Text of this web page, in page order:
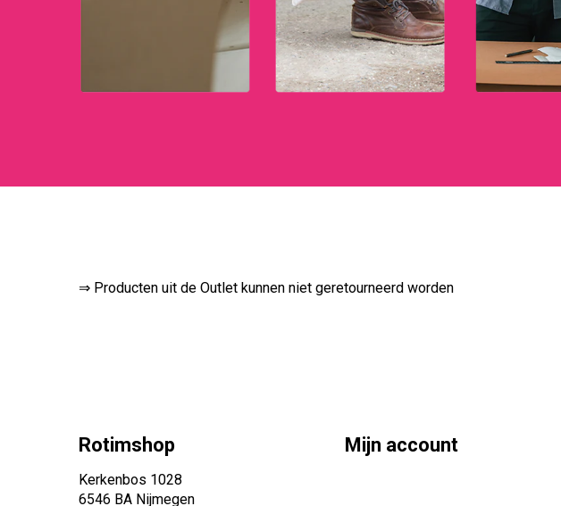
⇒ Producten uit de Outlet kunnen niet geretourneerd worden
Rotimshop
Kerkenbos 1028
6546 BA Nijmegen
Mijn account